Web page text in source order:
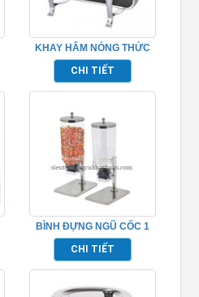
KHAY HÂM NÓNG THỨC
ĂN BUFFET – TP697023
CHI TIẾT
BÌNH ĐỰNG NGŨ CỐC 1
NGĂN INOX TP697049
CHI TIẾT